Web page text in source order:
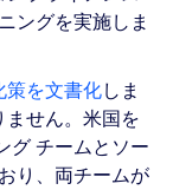
ングを実施しま
策を文書化しま
ません。米国を
グ チームとソー
り、両チームが